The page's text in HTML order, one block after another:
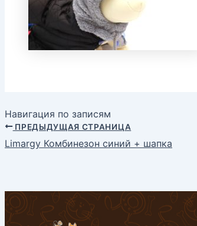
Навигация по записям
ПРЕДЫДУЩАЯ СТРАНИЦА
Limargy Комбинезон синий + шапка